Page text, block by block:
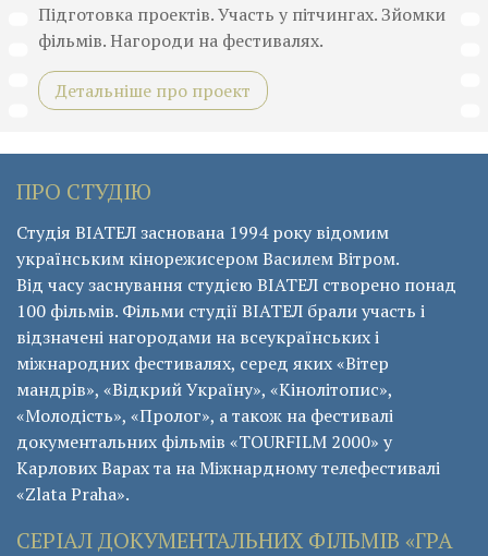
Підготовка проектів. Участь у пітчингах. Зйомки
фільмів. Нагороди на фестивалях.
Детальніше про проект
ПРО СТУДІЮ
Студія ВІАТЕЛ заснована 1994 року відомим
українським кінорежисером Василем Вітром.
Від часу заснування студією ВІАТЕЛ створено понад
100 фільмів. Фільми студії ВІАТЕЛ брали участь і
відзначені нагородами на всеукраїнських і
міжнародних фестивалях, серед яких «Вітер
мандрів», «Відкрий Україну», «Кінолітопис»,
«Молодість», «Пролог», а також на фестивалі
документальних фільмів «ТОURFILM 2000» у
Карлових Варах та на Міжнардному телефестивалі
«Zlata Praha».
СЕРІАЛ ДОКУМЕНТАЛЬНИХ ФІЛЬМІВ «ГРА